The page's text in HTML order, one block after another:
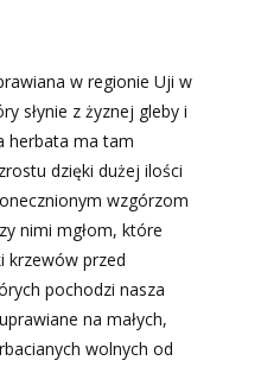
w regionie Uji w
słynie z żyznej gleby i
herbata ma tam
dzięki dużej ilości
wzgórzom
nimi mgłom, które
krzewów przed
pochodzi nasza
na małych,
wolnych od